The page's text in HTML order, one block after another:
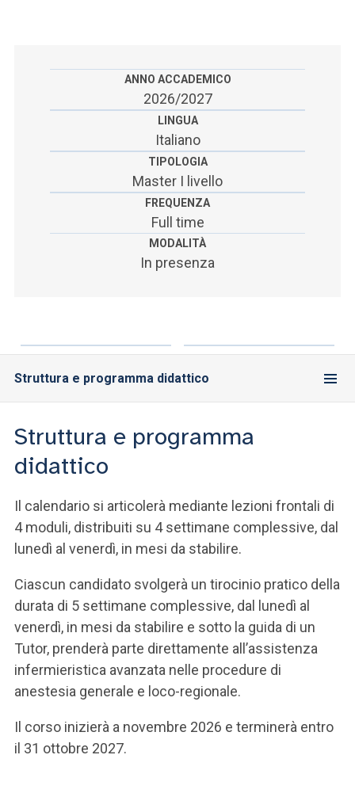
ACCEDI A CLOUDMAILANNO ACCADEMICO
2026/2027
LINGUA
Italiano
TIPOLOGIA
Master I livello
FREQUENZA
Full time
MODALITÀ
In presenza
Struttura e programma didattico
Struttura e programma
didattico
Il calendario si articolerà mediante lezioni frontali di
4 moduli, distribuiti su 4 settimane complessive, dal
lunedì al venerdì, in mesi da stabilire.
Ciascun candidato svolgerà un tirocinio pratico della
durata di 5 settimane complessive, dal lunedì al
venerdì, in mesi da stabilire e sotto la guida di un
Tutor, prenderà parte direttamente all’assistenza
infermieristica avanzata nelle procedure di
anestesia generale e loco-regionale.
Il corso inizierà a novembre 2026 e terminerà entro
il 31 ottobre 2027.